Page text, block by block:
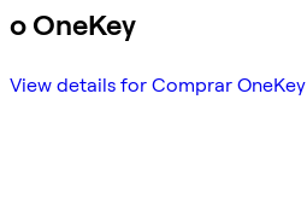
o OneKey
View details for Comprar OneKey